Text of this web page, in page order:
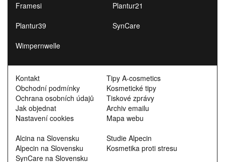
Framesi
Plantur21
Plantur39
SynCare
Wimpernwelle
Kontakt
Obchodní podmínky
Ochrana osobních údajů
Jak objednat
Nastavení cookies
Alcina na Slovensku
Alpecin na Slovensku
SynCare na Slovensku
Tipy A-cosmetics
Kosmetické tipy
Tiskové zprávy
Archiv emailu
Mapa webu
Studie Alpecin
Kosmetika proti stresu